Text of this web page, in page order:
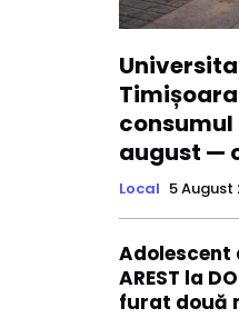
consumul
august —
Local 5 August
Adolescent
AREST la
furat două